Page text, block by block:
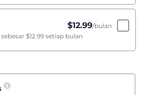
$12.99/bulan
$12.99 setiap bulan